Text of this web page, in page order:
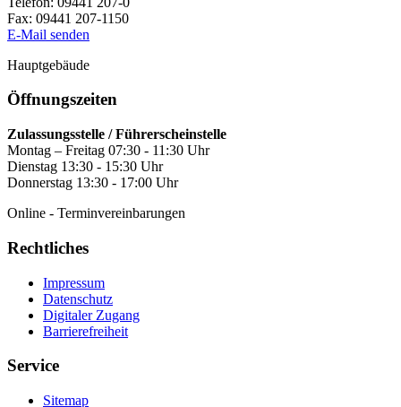
Fax: 09441 207-1150
E-Mail senden
Hauptgebäude
Öffnungszeiten
Zulassungsstelle / Führerscheinstelle
Montag – Freitag 07:30 - 11:30 Uhr
Dienstag 13:30 - 15:30 Uhr
Donnerstag 13:30 - 17:00 Uhr
Online - Terminvereinbarungen
Rechtliches
Impressum
Datenschutz
Digitaler Zugang
Barrierefreiheit
Service
Sitemap